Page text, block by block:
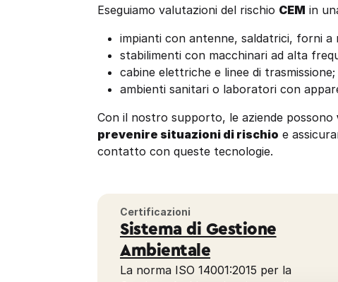
Eseguiamo valutazioni del rischio CEM in
impianti con antenne, saldatrici, forni a
stabilimenti con macchinari ad alta
cabine elettriche e linee di trasmissione;
ambienti sanitari o laboratori con
Con il nostro supporto, le aziende possono
prevenire situazioni di rischio e
contatto con queste tecnologie.
Certificazioni
Sistema di Gestione
Ambientale
La norma ISO 14001:2015 per la